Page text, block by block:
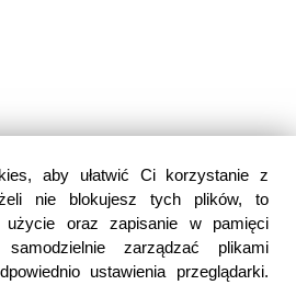
aby ułatwić Ci korzystanie z
nie blokujesz tych plików, to
oraz zapisanie w pamięci
zarządzać plikami
ustawienia przeglądarki.